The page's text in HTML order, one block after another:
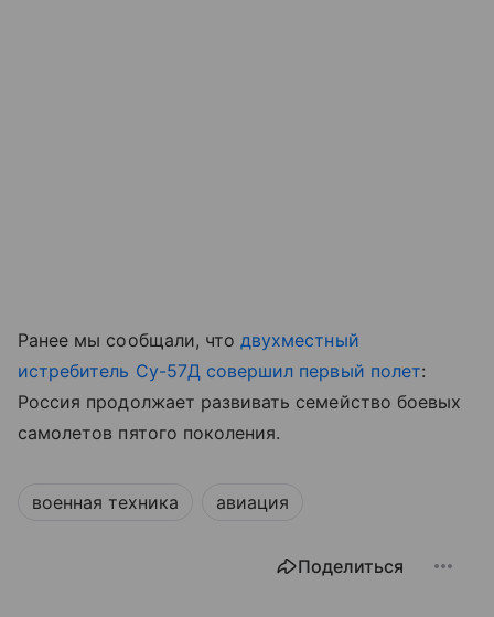
Ранее мы сообщали, чтодвухместный
истребитель Су-57Д совершил первый полет:
Россия продолжает развивать семейство боевых
самолетов пятого поколения.
военная техника авиация
Поделиться